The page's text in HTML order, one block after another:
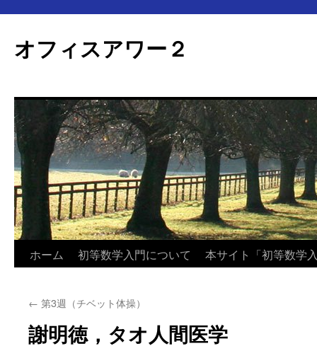
オフィスアワー２
テ
ン
ホーム 初等数学入門について 本サイト「初等数学
← 第3週（チベット体操）
謝明徳，タオ人間医学